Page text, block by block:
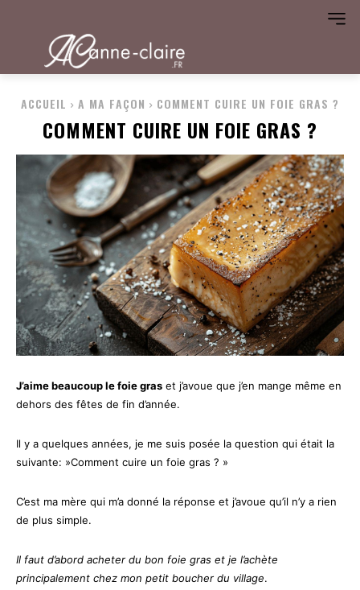
ACCUEIL A MA FAÇON COMMENT CUIRE UN FOIE GRAS ?
COMMENT CUIRE UN FOIE GRAS ?
J’aime beaucoup le foie gras et j’avoue que j’en mange même en
dehors des fêtes de fin d’année.
Il y a quelques années, je me suis posée la question qui était la
suivante: »Comment cuire un foie gras ? »
C’est ma mère qui m’a donné la réponse et j’avoue qu’il n’y a rien
de plus simple.
Il faut d’abord acheter du bon foie gras et je l’achète
principalement chez mon petit boucher du village.